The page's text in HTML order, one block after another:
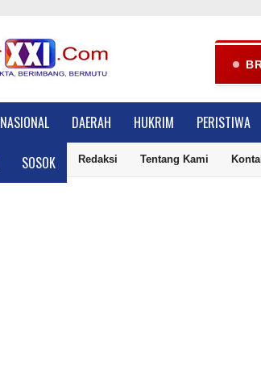
NASIONAL DAERAH HUKRIM PERISTIWA
SOSOK Redaksi Tentang Kami